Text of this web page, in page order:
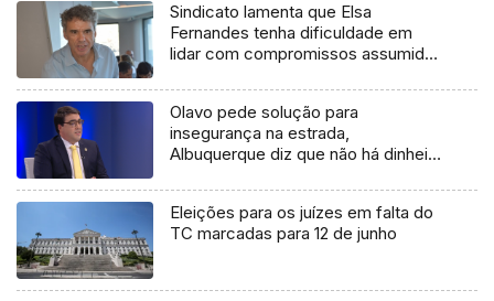
Sindicato lamenta que Elsa
Fernandes tenha dificuldade em
lidar com compromissos assumidos
Olavo pede solução para
insegurança na estrada,
Albuquerque diz que não há dinheiro
Eleições para os juízes em falta do
TC marcadas para 12 de junho